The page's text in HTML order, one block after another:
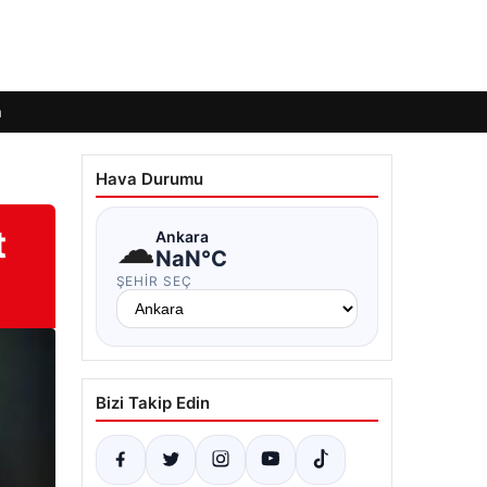
Hava Durumu
☁Ankara
NaN°C
ŞEHIR SEÇ
Bizi Takip Edin